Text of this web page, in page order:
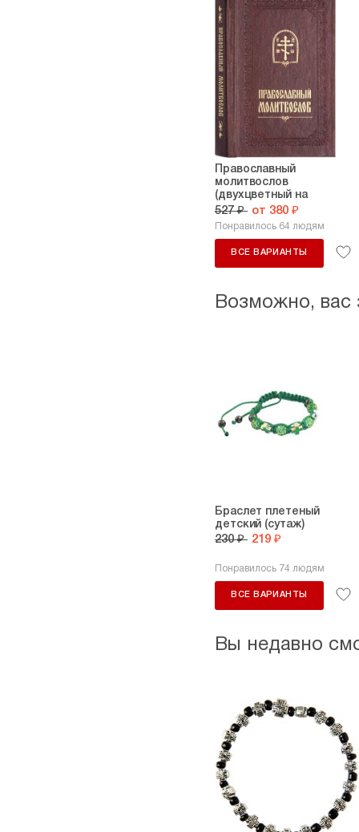
Православный
молитвослов
(двухцветный на
русском...
527 ₽ от 380 ₽
Понравилось 64 людям
ВСЕ ВАРИАНТЫ
Возможно, вас
Браслет плетеный
детский (сутаж)
230 ₽ 219 ₽
Понравилось 74 людям
ВСЕ ВАРИАНТЫ
Вы недавно